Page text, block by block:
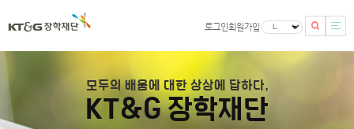
로그인회원가입
모두의 배움에 대한 상상에 답하다,
KT&G 장학재단